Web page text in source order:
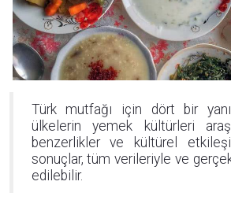
Türk mutfağı için dört bir
ülkelerin yemek kültürleri
benzerlikler ve kültürel
sonuçlar, tüm verileriyle ve
edilebilir.